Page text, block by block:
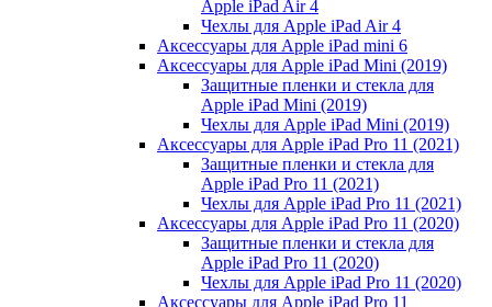
Apple iPad Air 4
Чехлы для Apple iPad Air 4
Аксессуары для Apple iPad mini 6
Аксессуары для Apple iPad Mini (2019)
Защитные пленки и стекла для
Apple iPad Mini (2019)
Чехлы для Apple iPad Mini (2019)
Аксессуары для Apple iPad Pro 11 (2021)
Защитные пленки и стекла для
Apple iPad Pro 11 (2021)
Чехлы для Apple iPad Pro 11 (2021)
Аксессуары для Apple iPad Pro 11 (2020)
Защитные пленки и стекла для
Apple iPad Pro 11 (2020)
Чехлы для Apple iPad Pro 11 (2020)
Аксессуары для Apple iPad Pro 11